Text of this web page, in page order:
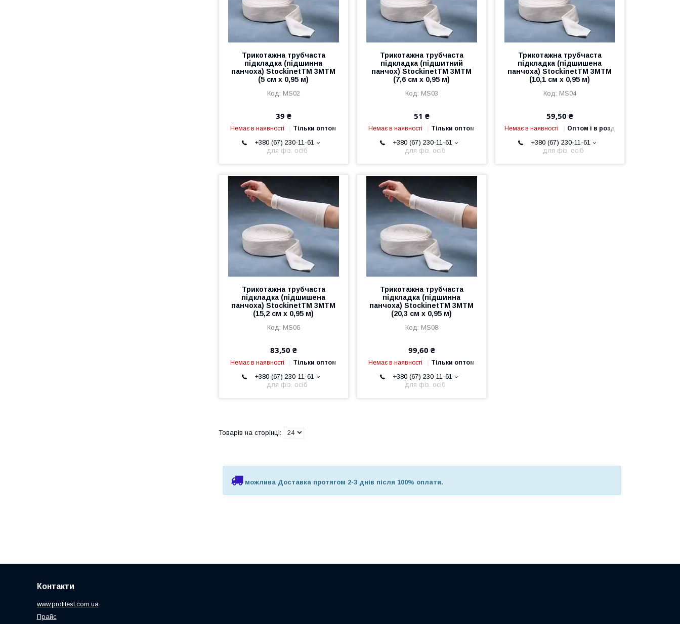
Трикотажна трубчаста
підкладка (підшинна
панчоха) StockinetTM 3MTM
(5 см х 0,95 м)
MS02
39 ₴
Немає в наявності Тільки оптом
+380 (67) 230-11-61
для фіз. осіб
Трикотажна трубчаста
підкладка (підшитний
панчох) StockinetTM 3MTM
(7,6 см х 0,95 м)
MS03
51 ₴
Немає в наявності Тільки оптом
+380 (67) 230-11-61
для фіз. осіб
Трикотажна трубчаста
підкладка (підшишена
панчоха) StockinetTM 3MTM
(10,1 см х 0,95 м)
MS04
59,50 ₴
Немає в наявності Оптом і в роздріб
+380 (67) 230-11-61
для фіз. осіб
Трикотажна трубчаста
підкладка (підшишена
панчоха) StockinetTM 3MTM
(15,2 см х 0,95 м)
MS06
83,50 ₴
Немає в наявності Тільки оптом
+380 (67) 230-11-61
для фіз. осіб
Трикотажна трубчаста
підкладка (підшинна
панчоха) StockinetTM 3MTM
(20,3 см х 0,95 м)
MS08
99,60 ₴
Немає в наявності Тільки оптом
+380 (67) 230-11-61
для фіз. осіб
можлива Доставка протягом 2-3 днів після 100% оплати.
Контакти
www.profitest.com.ua
Прайс